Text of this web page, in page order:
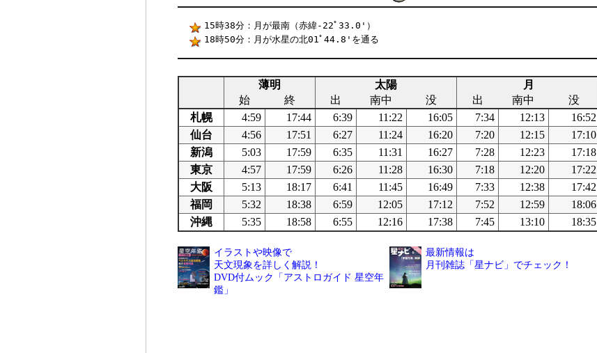
15時38分：月が最南（赤緯-22ﾟ33.0'）
18時50分：月が水星の北01ﾟ44.8'を通る
薄明 太陽
月
始
終 出 南中 没 出 南中
没
札幌
4:59 17:44 6:39 11:22 16:05 7:34 12:13
16:52
仙台
4:56 17:51 6:27 11:24 16:20 7:20 12:15
17:10
新潟
5:03 17:59 6:35 11:31 16:27 7:28 12:23
17:18
東京
4:57 17:59 6:26 11:28 16:30 7:18 12:20
17:22
大阪
5:13 18:17 6:41 11:45 16:49 7:33 12:38
17:42
福岡
5:32 18:38 6:59 12:05 17:12 7:52 12:59
18:06
沖縄
5:35 18:58 6:55 12:16 17:38 7:45 13:10 18:35
イラストや映像で
天文現象を詳しく解説！
DVD付ムック「アストロガイド 星空年
鑑」
最新情報は
月刊雑誌「星ナビ」でチェック！